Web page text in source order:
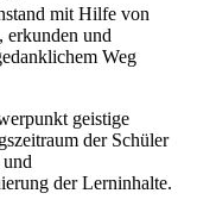
mit Hilfe von
erkunden und
Weg
geistige
der Schüler
der Lerninhalte.